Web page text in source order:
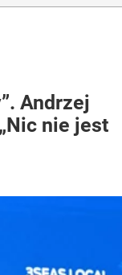
Andrzej
nie jest